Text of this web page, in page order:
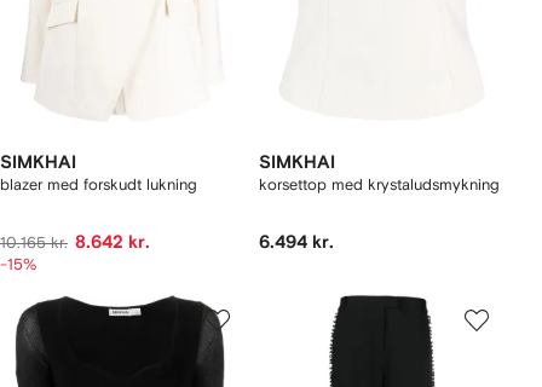
SIMKHAI
blazer med forskudt lukning
10.165 kr. 8.642 kr.
-15%
SIMKHAI
korsettop med krystaludsmykning
6.494 kr.